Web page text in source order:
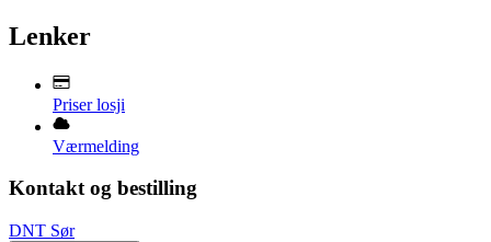
Lenker
Priser losji
Værmelding
Kontakt og bestilling
DNT Sør